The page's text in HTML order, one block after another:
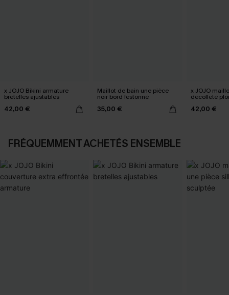
x JOJO Bikini armature
bretelles ajustables
42,00 €
Maillot de bain une pièce
noir bord festonné
35,00 €
x JOJO
décolleté
42,00 €
FRÉQUEMMENT ACHETÉS ENSEMBLE